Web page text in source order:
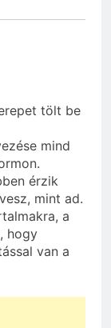
tölt be
mind
érzik
mint ad.
a
hogy
van a